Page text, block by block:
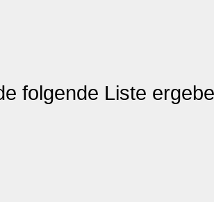
folgende Liste